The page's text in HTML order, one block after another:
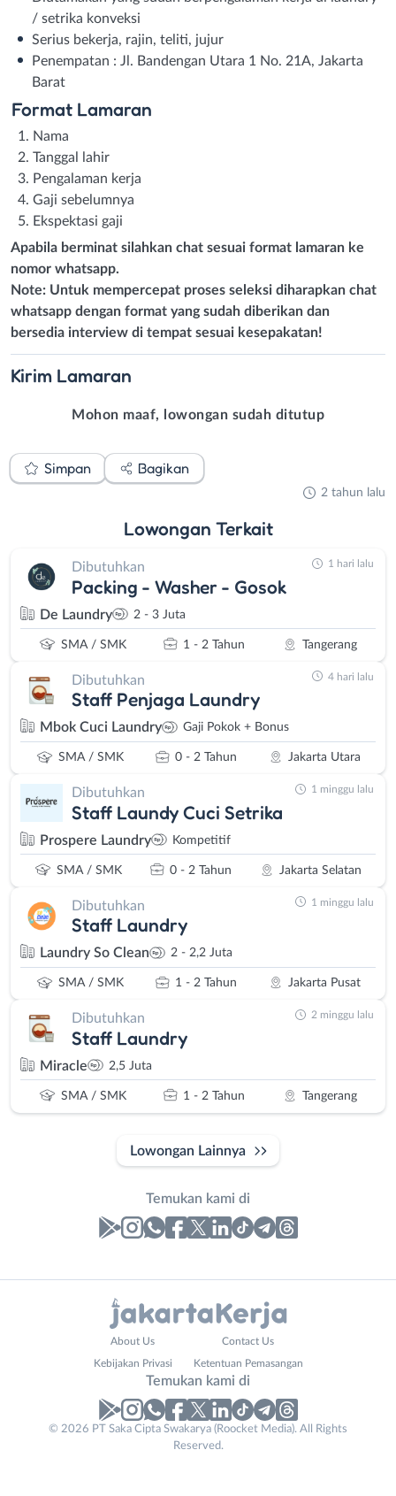
/ setrika konveksi
Serius bekerja, rajin, teliti, jujur
Penempatan : Jl. Bandengan Utara 1 No. 21A, Jakarta
Barat
Format Lamaran
Nama
Tanggal lahir
Pengalaman kerja
Gaji sebelumnya
Ekspektasi gaji
Apabila berminat silahkan chat sesuai format lamaran ke
nomor whatsapp.
Note: Untuk mempercepat proses seleksi diharapkan chat
whatsapp dengan format yang sudah diberikan dan
bersedia interview di tempat sesuai kesepakatan!
Kirim Lamaran
Mohon maaf, lowongan sudah ditutup
Simpan Bagikan
2 tahun lalu
Lowongan Terkait
Dibutuhkan
Packing - Washer - Gosok
De Laundry 2 - 3 Juta
SMA / SMK 1 - 2 Tahun Tangerang
1 hari lalu
Dibutuhkan
Staff Penjaga Laundry
Mbok Cuci Laundry Gaji Pokok + Bonus
SMA / SMK 0 - 2 Tahun Jakarta Utara
4 hari lalu
Dibutuhkan
Staff Laundy Cuci Setrika
Prospere Laundry Kompetitif
SMA / SMK 0 - 2 Tahun Jakarta Selatan
1 minggu lalu
Dibutuhkan
Staff Laundry
Laundry So Clean 2 - 2,2 Juta
SMA / SMK 1 - 2 Tahun Jakarta Pusat
1 minggu lalu
Dibutuhkan
Staff Laundry
Miracle 2,5 Juta
SMA / SMK 1 - 2 Tahun Tangerang
2 minggu lalu
Lowongan Lainnya
Temukan kami di
No. Telp /
About Us Contact Us
Kebijakan Privasi Ketentuan Pemasangan
Temukan kami di
© 2026 PT Saka Cipta Swakarya (Roocket Media). All Rights
Reserved.